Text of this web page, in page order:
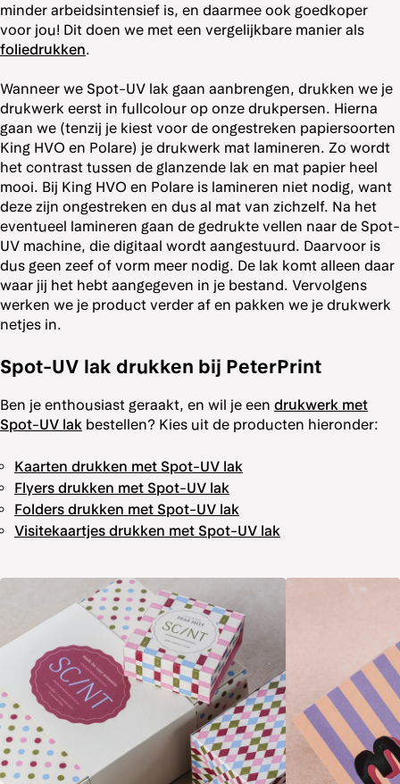
minder arbeidsintensief is, en daarmee ook goedkoper
voor jou! Dit doen we met een vergelijkbare manier als
foliedrukken.
Wanneer we Spot-UV lak gaan aanbrengen, drukken we je
drukwerk eerst in fullcolour op onze drukpersen. Hierna
gaan we (tenzij je kiest voor de ongestreken papiersoorten
King HVO en Polare) je drukwerk mat lamineren. Zo wordt
het contrast tussen de glanzende lak en mat papier heel
mooi. Bij King HVO en Polare is lamineren niet nodig, want
deze zijn ongestreken en dus al mat van zichzelf. Na het
eventueel lamineren gaan de gedrukte vellen naar de Spot-
UV machine, die digitaal wordt aangestuurd. Daarvoor is
dus geen zeef of vorm meer nodig. De lak komt alleen daar
waar jij het hebt aangegeven in je bestand. Vervolgens
werken we je product verder af en pakken we je drukwerk
netjes in.
Spot-UV lak drukken bij PeterPrint
Ben je enthousiast geraakt, en wil je een drukwerk met
Spot-UV lak bestellen? Kies uit de producten hieronder:
Kaarten drukken met Spot-UV lak
Flyers drukken met Spot-UV lak
Folders drukken met Spot-UV lak
Visitekaartjes drukken met Spot-UV lak